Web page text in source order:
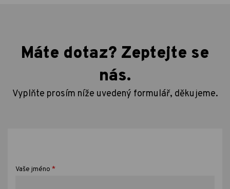
Máte dotaz? Zeptejte se
nás.
Vyplňte prosím níže uvedený formulář, děkujeme.
Vaše jméno *